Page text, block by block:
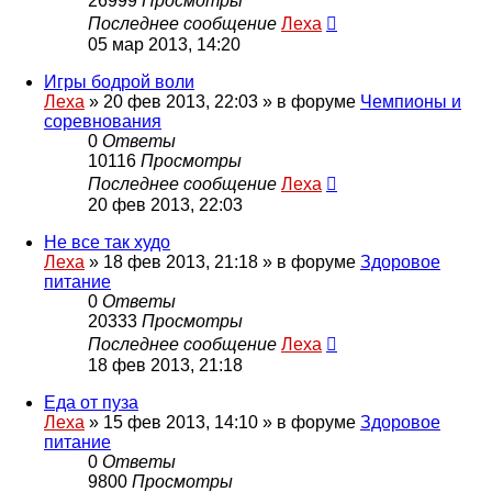
Последнее сообщение Леха
05 мар 2013, 14:20
Игры бодрой воли
Леха » 20 фев 2013, 22:03 » в форуме Чемпионы и
соревнования
0 Ответы
10116 Просмотры
Последнее сообщение Леха
20 фев 2013, 22:03
Не все так худо
Леха » 18 фев 2013, 21:18 » в форуме Здоровое
питание
0 Ответы
20333 Просмотры
Последнее сообщение Леха
18 фев 2013, 21:18
Еда от пуза
Леха » 15 фев 2013, 14:10 » в форуме Здоровое
питание
0 Ответы
9800 Просмотры